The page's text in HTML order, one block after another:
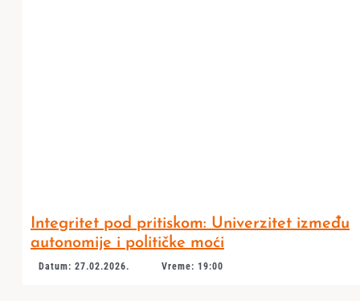
Integritet pod pritiskom: Univerzitet između
autonomije i političke moći
Datum: 27.02.2026. Vreme: 19:00